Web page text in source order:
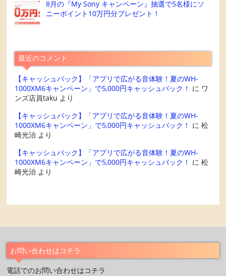
8月の『My Sony キャンペーン』抽選で5名様にソ
ニーポイント10万円分プレゼント！
最近のコメント
【キャッシュバック】「アプリで広がる音体験！夏のWH-
1000XM6キャンペーン」で5,000円キャッシュバック！ に ワ
ンズ店員taku より
【キャッシュバック】「アプリで広がる音体験！夏のWH-
1000XM6キャンペーン」で5,000円キャッシュバック！ に松
崎光治 より
【キャッシュバック】「アプリで広がる音体験！夏のWH-
1000XM6キャンペーン」で5,000円キャッシュバック！ に松
崎光治 より
お問い合わせはコチラ
電話でのお問い合わせはコチラ